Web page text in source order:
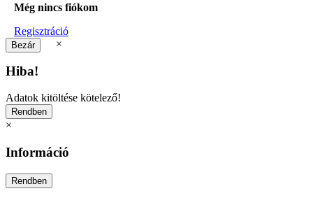
Még nincs fiókom
Regisztráció
×
Hiba!
Adatok kitöltése kötelező!
×
Információ